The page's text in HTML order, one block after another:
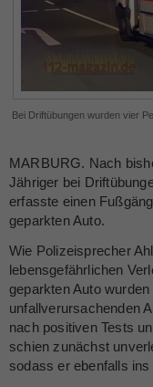
Bei Driftübungen wurden vier
MARBURG. Nach
Jähriger bei
erfasste einen
geparkten Auto.
Wie Polizeisprecher
lebensgefährlichen
geparkten Auto
unfallverursachenden
nach positiven Tests
schien zunächst
sodass er ebenfalls